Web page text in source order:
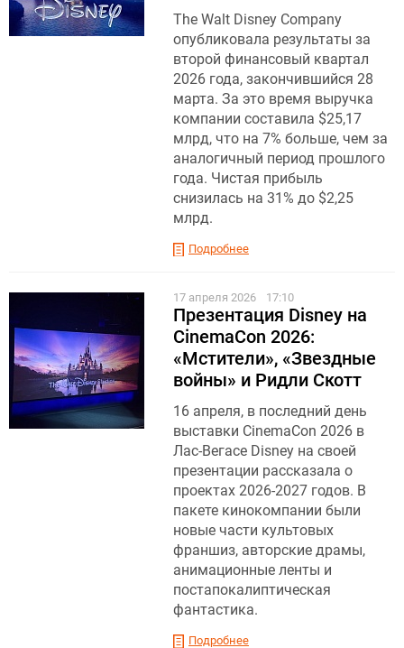
The Walt Disney Company
опубликовала результаты за
второй финансовый квартал
2026 года, закончившийся 28
марта. За это время выручка
компании составила $25,17
млрд, что на 7% больше, чем за
аналогичный период прошлого
года. Чистая прибыль
снизилась на 31% до $2,25
млрд.
Подробнее
17 апреля 2026 17:10
Презентация Disney на
CinemaCon 2026:
«Мстители», «Звездные
войны» и Ридли Скотт
16 апреля, в последний день
выставки CinemaCon 2026 в
Лас-Вегасе Disney на своей
презентации рассказала о
проектах 2026-2027 годов. В
пакете кинокомпании были
новые части культовых
франшиз, авторские драмы,
анимационные ленты и
постапокалиптическая
фантастика.
Подробнее